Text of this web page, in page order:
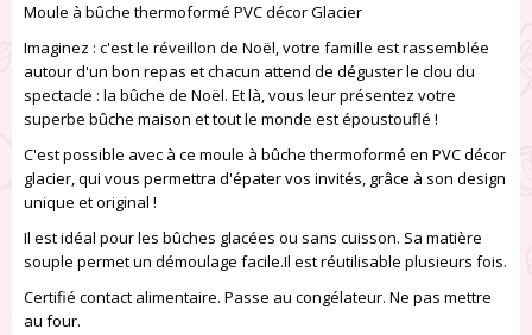
Moule à bûche thermoformé PVC décor Glacier
Imaginez : c'est le réveillon de Noël, votre famille est rassemblée
autour d'un bon repas et chacun attend de déguster le clou du
spectacle : la bûche de Noël. Et là, vous leur présentez votre
superbe bûche maison et tout le monde est époustouflé !
C'est possible avec à ce moule à bûche thermoformé en PVC décor
glacier, qui vous permettra d'épater vos invités, grâce à son design
unique et original !
Il est idéal pour les bûches glacées ou sans cuisson. Sa matière
souple permet un démoulage facile.Il est réutilisable plusieurs fois.
Certifié contact alimentaire. Passe au congélateur. Ne pas mettre
au four.